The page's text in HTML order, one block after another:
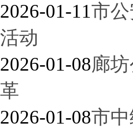
2026-01-11市
活动
2026-01-08廊
革
2026-01-08市